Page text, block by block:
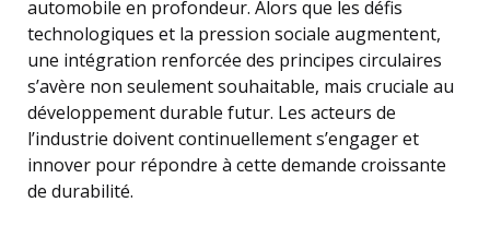
automobile en profondeur. Alors que les défis
technologiques et la pression sociale augmentent,
une intégration renforcée des principes circulaires
s’avère non seulement souhaitable, mais cruciale au
développement durable futur. Les acteurs de
l’industrie doivent continuellement s’engager et
innover pour répondre à cette demande croissante
de durabilité.